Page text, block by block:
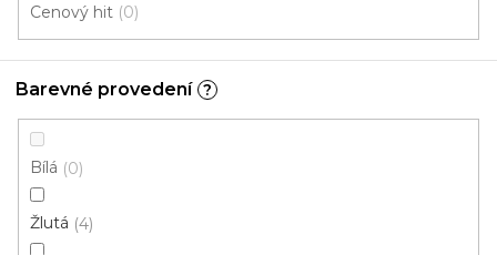
Ř
ZAVŘÍT FILTR
Cenový hit 0
Barevné provedení ?
Bílá 0
Žlutá 4
p
i
s
p